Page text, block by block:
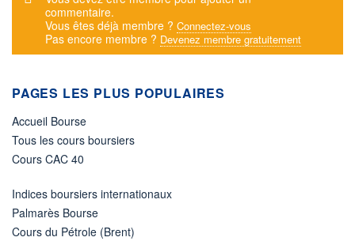
commentaire.
Vous êtes déjà membre ? Connectez-vous
Pas encore membre ? Devenez membre gratuitement
PAGES LES PLUS POPULAIRES
Accueil Bourse
Tous les cours boursiers
Cours CAC 40
Indices boursiers internationaux
Palmarès Bourse
Cours du Pétrole (Brent)